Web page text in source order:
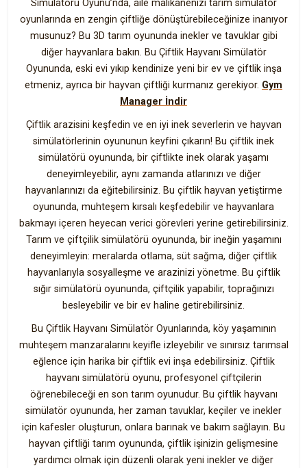
Simülatörü Oyunu’nda, aile malikanenizi tarım simülatör
oyunlarında en zengin çiftliğe dönüştürebileceğinize inanıyor
musunuz? Bu 3D tarım oyununda inekler ve tavuklar gibi
diğer hayvanlara bakın. Bu Çiftlik Hayvanı Simülatör
Oyununda, eski evi yıkıp kendinize yeni bir ev ve çiftlik inşa
etmeniz, ayrıca bir hayvan çiftliği kurmanız gerekiyor. Gym
Manager İndir
Çiftlik arazisini keşfedin ve en iyi inek severlerin ve hayvan
simülatörlerinin oyununun keyfini çıkarın! Bu çiftlik inek
simülatörü oyununda, bir çiftlikte inek olarak yaşamı
deneyimleyebilir, aynı zamanda atlarınızı ve diğer
hayvanlarınızı da eğitebilirsiniz. Bu çiftlik hayvan yetiştirme
oyununda, muhteşem kırsalı keşfedebilir ve hayvanlara
bakmayı içeren heyecan verici görevleri yerine getirebilirsiniz.
Tarım ve çiftçilik simülatörü oyununda, bir ineğin yaşamını
deneyimleyin: meralarda otlama, süt sağma, diğer çiftlik
hayvanlarıyla sosyalleşme ve arazinizi yönetme. Bu çiftlik
sığır simülatörü oyununda, çiftçilik yapabilir, toprağınızı
besleyebilir ve bir ev haline getirebilirsiniz.
Bu Çiftlik Hayvanı Simülatör Oyunlarında, köy yaşamının
muhteşem manzaralarını keyifle izleyebilir ve sınırsız tarımsal
eğlence için harika bir çiftlik evi inşa edebilirsiniz. Çiftlik
hayvanı simülatörü oyunu, profesyonel çiftçilerin
öğrenebileceği en son tarım oyunudur. Bu çiftlik hayvanı
simülatör oyununda, her zaman tavuklar, keçiler ve inekler
için kafesler oluşturun, onlara barınak ve bakım sağlayın. Bu
hayvan çiftliği tarım oyununda, çiftlik işinizin gelişmesine
yardımcı olmak için düzenli olarak yeni inekler ve diğer